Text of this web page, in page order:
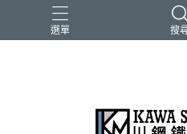
選單 搜
二柱／四柱／農夫架
史密斯／ Cable飛鳥高低拉
地